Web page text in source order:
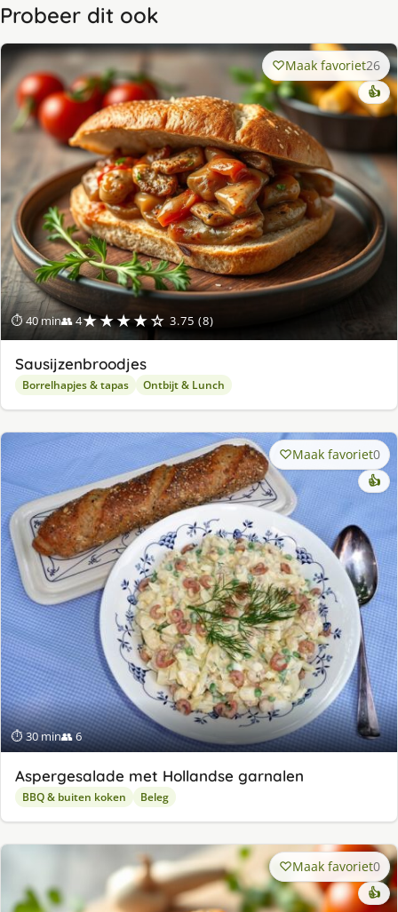
Probeer dit ook
⏱ 40 min👥 4★★★★☆ 3.75 (8)
Maak favoriet26
👍
Sausijzenbroodjes
Borrelhapjes & tapas Ontbijt & Lunch
⏱ 30 min👥 6
Maak favoriet0
👍
Aspergesalade met Hollandse garnalen
BBQ & buiten koken Beleg
Maak favoriet0
👍